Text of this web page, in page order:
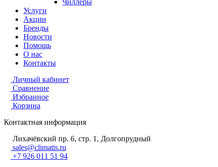
Чиллеры
Услуги
Акции
Бренды
Новости
Помощь
О нас
Контакты
Личный кабинет
Сравнение
Избранное
Корзина
Контактная информация
Лихачёвский пр. 6, стр. 1, Долгопрудный
sales@climatis.ru
+7 926 011 51 94